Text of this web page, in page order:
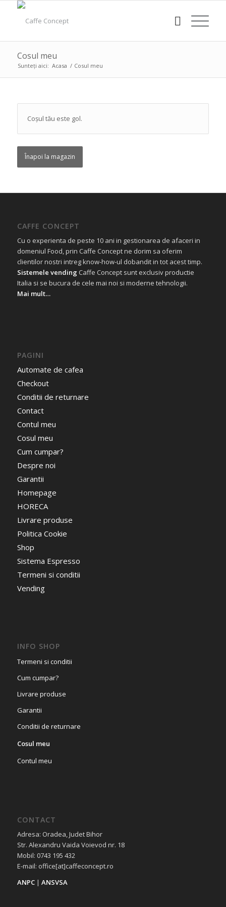
Cosul meu
Sunteți aici: Acasa / Cosul meu
Coșul tău este gol.
Înapoi la magazin
CAFFE CONCEPT
Cu o experienta de peste 10 ani in gestionarea de afaceri in
domeniul Food, prin Caffe Concept ne dorim sa oferim
clientilor nostri intreg know-how-ul dobandit in tot acest timp.
Sistemele vending Caffe Concept sunt exclusiv productie
Italia si se bucura de cele mai noi si moderne tehnologii.
Mai mult…
PAGINI
Automate de cafea
Checkout
Conditii de returnare
Contact
Contul meu
Cosul meu
Cum cumpar?
Despre noi
Garantii
Homepage
HORECA
Livrare produse
Politica Cookie
Shop
Sistema Espresso
Termeni si conditii
Vending
INFO SHOP
Termeni si conditii
Cum cumpar?
Livrare produse
Garantii
Conditii de returnare
Cosul meu
Contul meu
CONTACT
Adresa: Oradea, Judet Bihor
Str. Alexandru Vaida Voievod nr. 18
Mobil: 0743 195 432
E-mail: office[at]caffeconcept.ro
ANPC| ANSVSA